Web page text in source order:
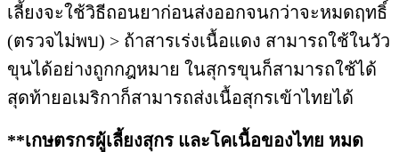
เลี้ยงจะใช้วิธีถอนยาก่อนส่งออกจนกว่าจะหมดฤทธิ์
(ตรวจไม่พบ) > ถ้าสารเร่งเนื้อแดง สามารถใช้ในวัว
ขุนได้อย่างถูกกฎหมาย ในสุกรขุนก็สามารถใช้ได้
สุดท้ายอเมริกาก็สามารถส่งเนื้อสุกรเข้าไทยได้
**เกษตรกรผู้เลี้ยงสุกร และโคเนื้อของไทย หมด